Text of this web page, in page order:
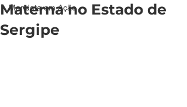
Mandata em Ação
Materna no Estado de
Sergipe